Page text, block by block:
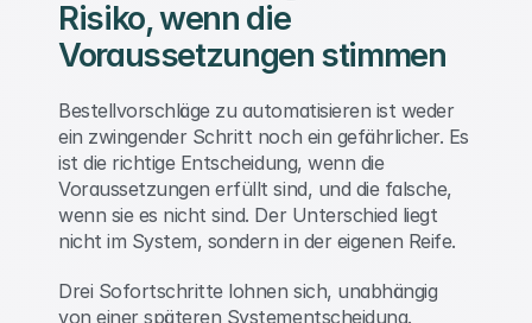
Risiko, wenn die
Voraussetzungen stimmen
Bestellvorschläge zu automatisieren ist weder
ein zwingender Schritt noch ein gefährlicher. Es
ist die richtige Entscheidung, wenn die
Voraussetzungen erfüllt sind, und die falsche,
wenn sie es nicht sind. Der Unterschied liegt
nicht im System, sondern in der eigenen Reife.
Drei Sofortschritte lohnen sich, unabhängig
von einer späteren Systementscheidung.